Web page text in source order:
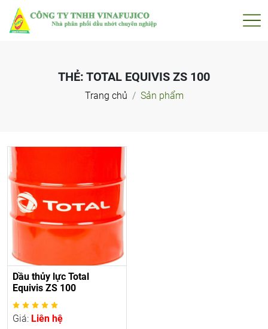
THẺ: TOTAL EQUIVIS ZS 100
Trang chủ Sản phẩm
Dầu thủy lực Total
Equivis ZS 100
Giá: Liên hệ